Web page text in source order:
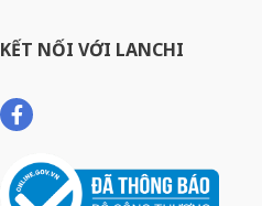
KẾT NỐI VỚI LANCHI